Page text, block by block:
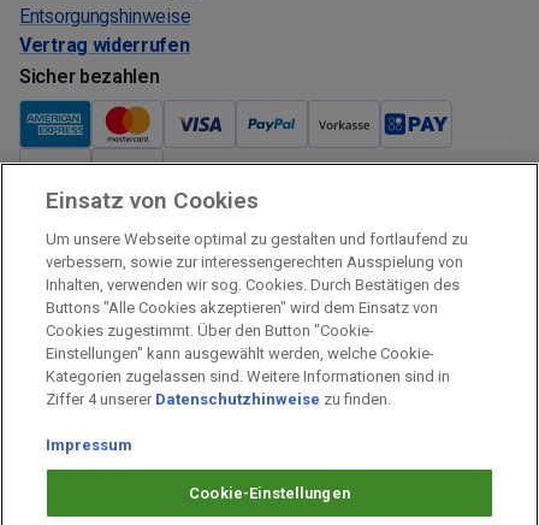
Entsorgungshinweise
Vertrag widerrufen
Sicher bezahlen
Verkauf und Versand
Kostenloser Versand:
Verkauf und Versand durch:
Verkauf Gutscheine durch:
Sicher einkaufen
Prämien Impressum
Prämien Datenschutz
Einsatz von Cookies
Um unsere Webseite optimal zu gestalten und fortlaufend zu
verbessern, sowie zur interessengerechten Ausspielung von
Inhalten, verwenden wir sog. Cookies. Durch Bestätigen des
Buttons "Alle Cookies akzeptieren" wird dem Einsatz von
Cookies zugestimmt. Über den Button "Cookie-
Einstellungen" kann ausgewählt werden, welche Cookie-
Kategorien zugelassen sind. Weitere Informationen sind in
Ziffer 4 unserer Datenschutzhinweise zu finden.
Impressum
Cookie-Einstellungen